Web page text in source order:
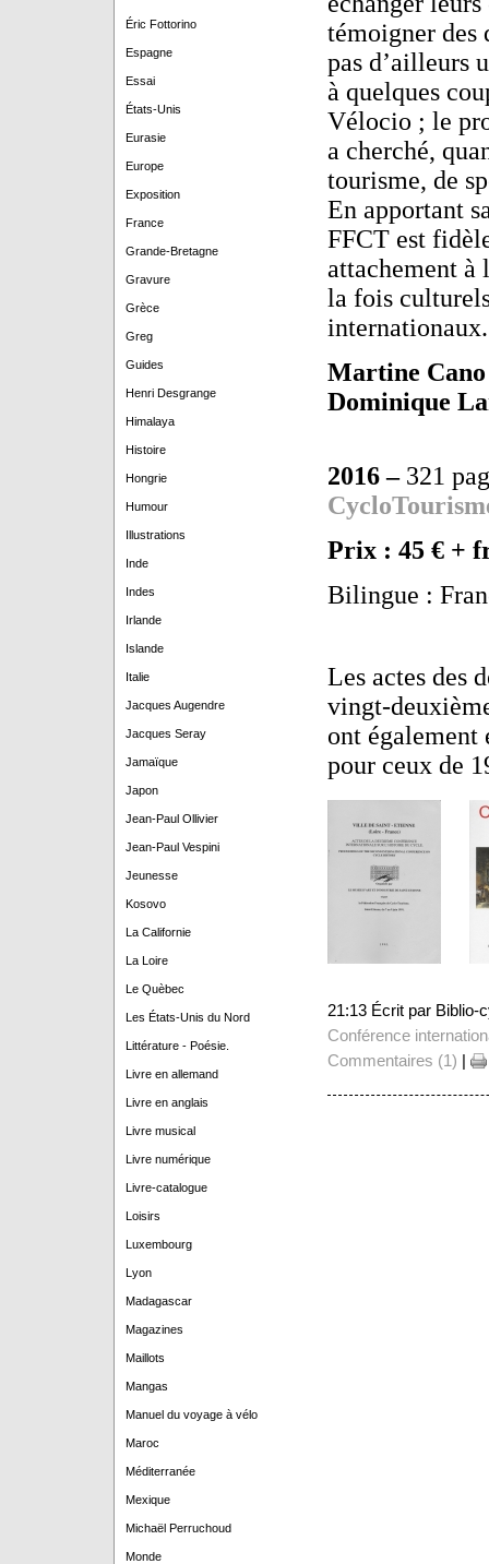
Éric Fottorino
Espagne
Essai
États-Unis
Eurasie
Europe
Exposition
France
Grande-Bretagne
Gravure
Grèce
Greg
Guides
Henri Desgrange
Himalaya
Histoire
Hongrie
Humour
Illustrations
Inde
Indes
Irlande
Islande
Italie
Jacques Augendre
Jacques Seray
Jamaïque
Japon
Jean-Paul Ollivier
Jean-Paul Vespini
Jeunesse
Kosovo
La Californie
La Loire
Le Quèbec
Les États-Unis du Nord
Littérature - Poésie.
Livre en allemand
Livre en anglais
Livre musical
Livre numérique
Livre-catalogue
Loisirs
Luxembourg
Lyon
Madagascar
Magazines
Maillots
Mangas
Manuel du voyage à vélo
Maroc
Méditerranée
Mexique
Michaël Perruchoud
Monde
témoigner des
pas d’ailleurs
à quelques
Vélocio ; le
a cherché,
tourisme, de
En apportant
FFCT est
attachement à
la fois
internationaux.
Martine
Dominique
2016 – 321
Prix : 45 € +
Bilingue :
Les actes des
vingt-
ont également
pour ceux de
21:13 Écrit par Biblio-
Conférence
Commentaires (1) |